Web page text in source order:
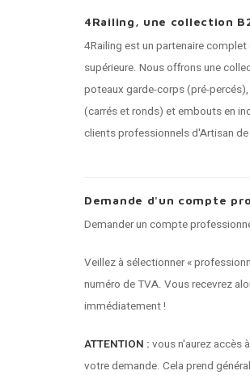
4Railing, une collection
4Railing est un partenaire
supérieure. Nous offrons une
poteaux garde-corps (pré-
(carrés et ronds) et embouts en
clients professionnels d'Artisan
Demande d'un compte
Demander un compte
Veillez à sélectionner «
numéro de TVA. Vous recevrez
immédiatement !
ATTENTION : vous n'aurez accès
votre demande. Cela prend